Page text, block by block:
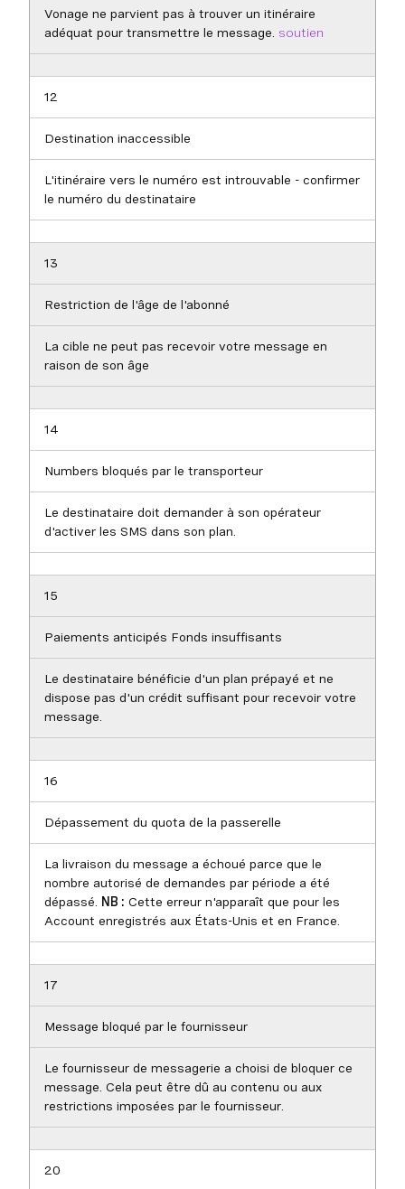
Vonage ne parvient pas à trouver un itinéraire
adéquat pour transmettre le message. soutien
12
Destination inaccessible
L'itinéraire vers le numéro est introuvable - confirmer
le numéro du destinataire
13
Restriction de l'âge de l'abonné
La cible ne peut pas recevoir votre message en
raison de son âge
14
Numbers bloqués par le transporteur
Le destinataire doit demander à son opérateur
d'activer les SMS dans son plan.
15
Paiements anticipés Fonds insuffisants
Le destinataire bénéficie d'un plan prépayé et ne
dispose pas d'un crédit suffisant pour recevoir votre
message.
16
Dépassement du quota de la passerelle
La livraison du message a échoué parce que le
nombre autorisé de demandes par période a été
dépassé.
NB : Cette erreur n'apparaît que pour les
Account enregistrés aux États-Unis et en France.
17
Message bloqué par le fournisseur
Le fournisseur de messagerie a choisi de bloquer ce
message. Cela peut être dû au contenu ou aux
restrictions imposées par le fournisseur.
20